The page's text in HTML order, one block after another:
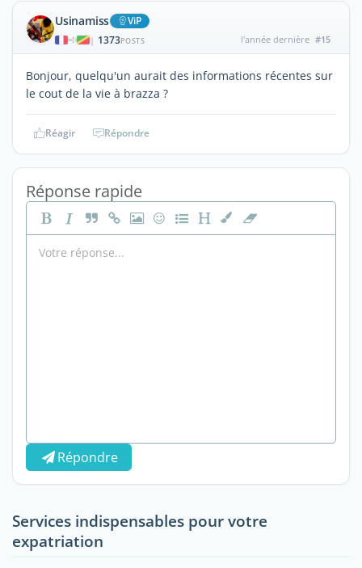
Usinamiss ViP
| 1373POSTS l'année dernière #15
Bonjour, quelqu'un aurait des informations récentes sur
le cout de la vie à brazza ?
Réagir Répondre
Réponse rapide
Répondre
Services indispensables pour votre
expatriation